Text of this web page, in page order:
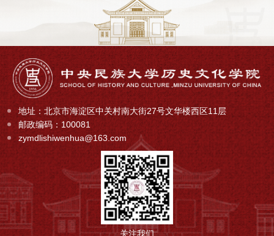
关注我们
地址：北京市海淀区中关村南大街27号文华楼西区11层
邮政编码：100081
zymdlishiwenhua@163.com